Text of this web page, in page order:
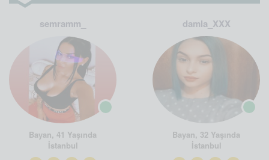
semramm_
Bayan, 41 Yaşında
İstanbul
damla_XXX
Bayan, 32 Yaşında
İstanbul